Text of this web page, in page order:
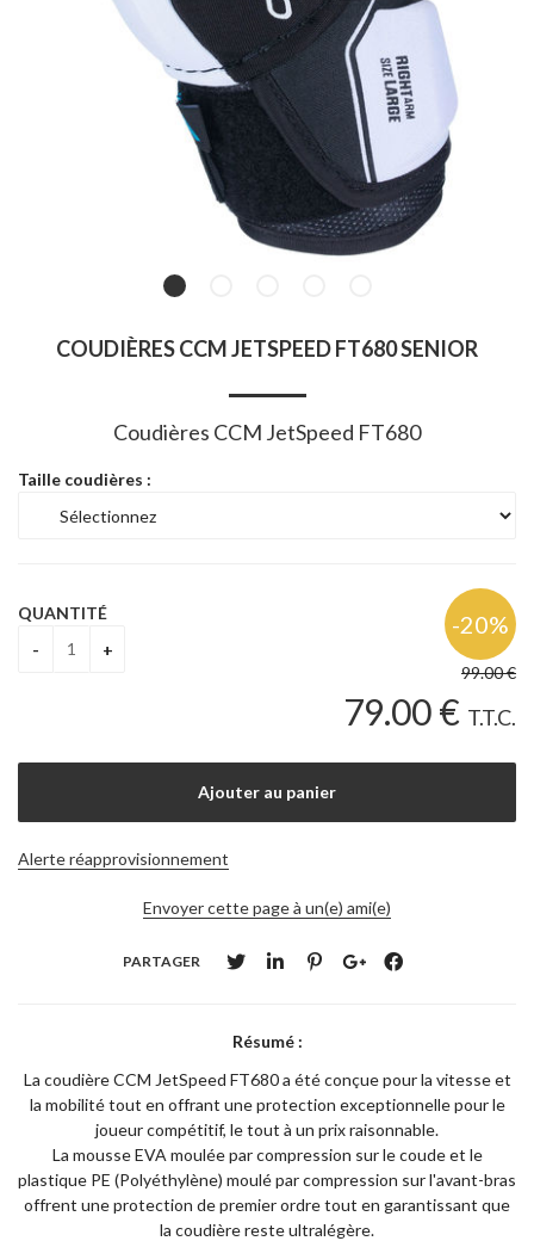
COUDIÈRES CCM JETSPEED FT680 SENIOR
Coudières CCM JetSpeed FT680
Taille coudières :
99.00€
79.00€ T.T.C.
QUANTITÉ
Alerte réapprovisionnement
Envoyer cette page à un(e) ami(e)
PARTAGER
Résumé :
La coudière CCM JetSpeed FT680 a été conçue pour la vitesse et
la mobilité tout en offrant une protection exceptionnelle pour le
joueur compétitif, le tout à un prix raisonnable.
La mousse EVA moulée par compression sur le coude et le
plastique PE (Polyéthylène) moulé par compression sur l'avant-bras
offrent une protection de premier ordre tout en garantissant que
la coudière reste ultralégère.